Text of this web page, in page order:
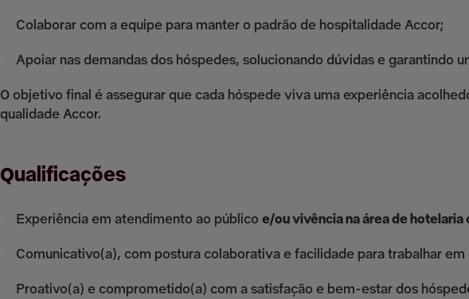
Colaborar com a equipe para manter o padrão de hospitalidade Accor;
Apoiar nas demandas dos hóspedes, solucionando dúvidas e garantindo
O objetivo final é assegurar que cada hóspede viva uma experiência
qualidade Accor.
Qualificações
Experiência em atendimento ao público e/ou vivência na área de hotelaria
Comunicativo(a), com postura colaborativa e facilidade para trabalhar em
Proativo(a) e comprometido(a) com a satisfação e bem-estar dos